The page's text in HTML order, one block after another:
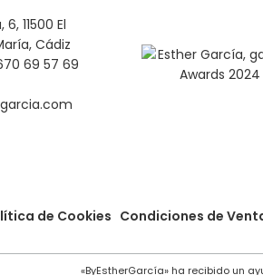
11500 El
Cádiz
69 57 69
de Cookies Condiciones de
«ByEstherGarcía» ha recibido un